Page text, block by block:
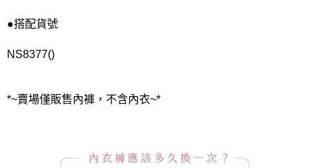
●搭配貨號
NS8377()
*~賣場僅販售內褲，不含內衣~*